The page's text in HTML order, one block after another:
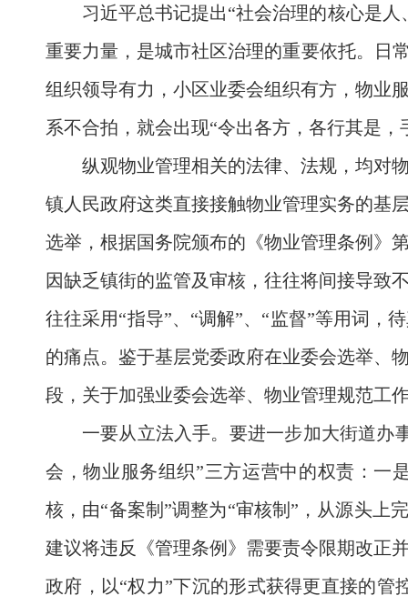
习近平总书记提出“社会治理的核心是
重要力量，是城市社区治理的重要依托。日
组织领导有力，小区业委会组织有方，物业
系不合拍，就会出现“令出各方，各行其是
纵观物业管理相关的法律、法规，均对
镇人民政府这类直接接触物业管理实务的基
选举，根据国务院颁布的《物业管理条例》
因缺乏镇街的监管及审核，往往将间接导致
往往采用“指导”、“调解”、“监督”等用词，
的痛点。鉴于基层党委政府在业委会选举、
段，关于加强业委会选举、物业管理规范工
一要从立法入手。要进一步加大街道办
会，物业服务组织”三方运营中的权责：一
核，由“备案制”调整为“审核制”，从源头上
建议将违反《管理条例》需要责令限期改正
政府，以“权力”下沉的形式获得更直接的管